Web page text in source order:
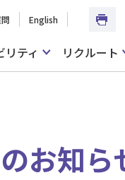
English
リティ リクルート
お知